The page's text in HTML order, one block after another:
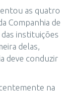
as quatro
Companhia de
instituições
delas,
deve conduzir
na